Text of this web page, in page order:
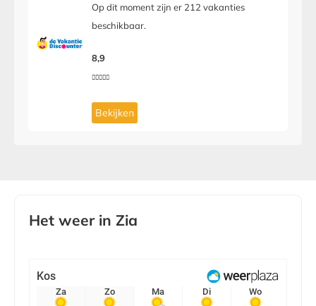
Op dit moment zijn er 212 vakanties
beschikbaar.
8,9

Bekijken
Het weer in Zia